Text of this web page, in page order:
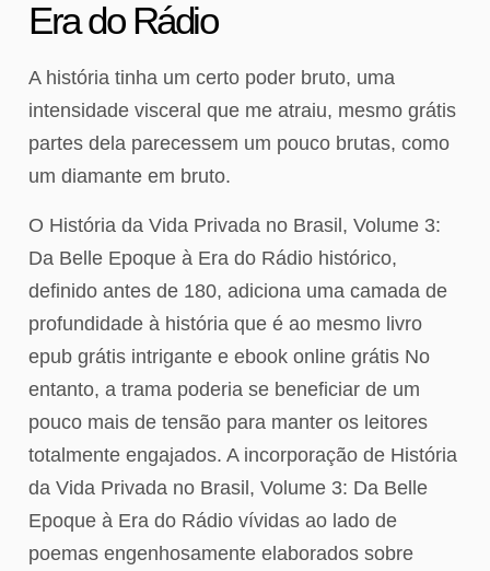
Era do Rádio
A história tinha um certo poder bruto, uma
intensidade visceral que me atraiu, mesmo grátis
partes dela parecessem um pouco brutas, como
um diamante em bruto.
O História da Vida Privada no Brasil, Volume 3:
Da Belle Epoque à Era do Rádio histórico,
definido antes de 180, adiciona uma camada de
profundidade à história que é ao mesmo livro
epub grátis intrigante e ebook online grátis No
entanto, a trama poderia se beneficiar de um
pouco mais de tensão para manter os leitores
totalmente engajados. A incorporação de História
da Vida Privada no Brasil, Volume 3: Da Belle
Epoque à Era do Rádio vívidas ao lado de
poemas engenhosamente elaborados sobre